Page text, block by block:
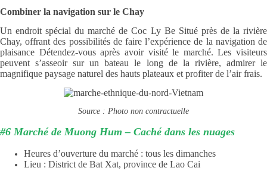
Combiner la navigation sur le Chay
Un endroit spécial du marché de Coc Ly Be Situé près de la rivière
Chay, offrant des possibilités de faire l’expérience de la navigation de
plaisance Détendez-vous après avoir visité le marché. Les visiteurs
peuvent s’asseoir sur un bateau le long de la rivière, admirer le
magnifique paysage naturel des hauts plateaux et profiter de l’air frais.
Source : Photo non contractuelle
#6 Marché de Muong Hum – Caché dans les nuages
Heures d’ouverture du marché : tous les dimanches
Lieu : District de Bat Xat, province de Lao Cai